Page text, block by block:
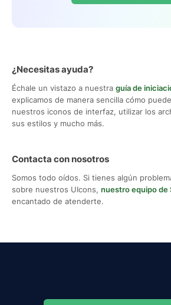
¿Necesitas ayuda?
Échale un vistazo a nuestra guía de
explicamos de manera sencilla cómo
nuestros iconos de interfaz, utilizar los
sus estilos y mucho más.
Contacta con nosotros
Somos todo oídos. Si tienes algún
sobre nuestros UIcons, nuestro equipo de
encantado de atenderte.